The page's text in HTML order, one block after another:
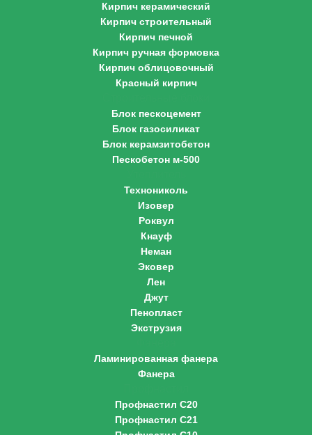
Кирпич керамический
Кирпич строительный
Кирпич печной
Кирпич ручная формовка
Кирпич облицовочный
Красный кирпич
Блок пескоцемент
Блок газосиликат
Блок керамзитобетон
Пескобетон м-500
Технониколь
Изовер
Роквул
Кнауф
Неман
Эковер
Лен
Джут
Пенопласт
Экструзия
Ламинированная фанера
Фанера
Профнастил С20
Профнастил С21